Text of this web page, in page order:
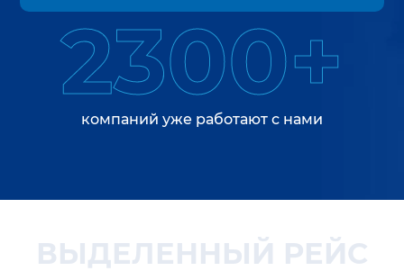
2300+
компаний уже работают с нами
ВЫДЕЛЕННЫЙ РЕЙС